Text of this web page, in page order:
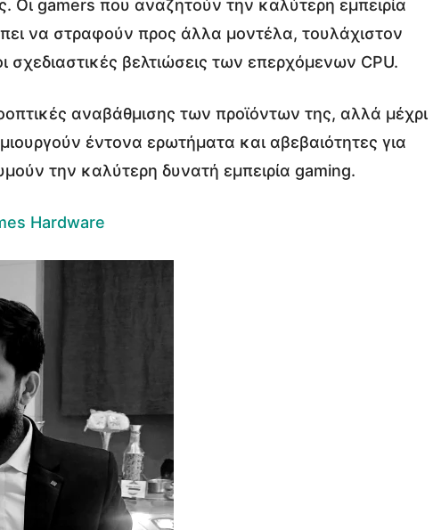
Οι gamers που αναζητούν την καλύτερη εμπειρία
να στραφούν προς άλλα μοντέλα, τουλάχιστον
σχεδιαστικές βελτιώσεις των επερχόμενων CPU.
αναβάθμισης των προϊόντων της, αλλά μέχρι
έντονα ερωτήματα και αβεβαιότητες για
την καλύτερη δυνατή εμπειρία gaming.
Hardware